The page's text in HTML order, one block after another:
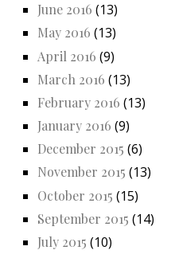
June 2016 (13)
May 2016 (13)
April 2016 (9)
March 2016 (13)
February 2016 (13)
January 2016 (9)
December 2015 (6)
November 2015 (13)
October 2015 (15)
September 2015 (14)
July 2015 (10)